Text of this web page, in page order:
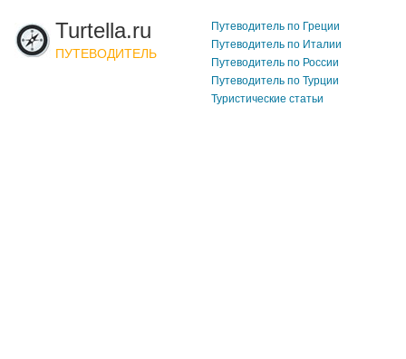
Turtella.ru
ПУТЕВОДИТЕЛЬ
Путеводитель по Греции
Путеводитель по Италии
Путеводитель по России
Путеводитель по Турции
Туристические статьи